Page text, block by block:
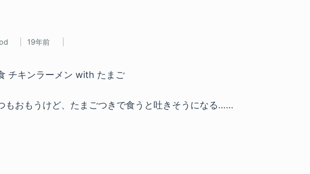
19年前
チキンラーメン with たまご
もおもうけど、たまごつきで食うと吐きそうになる……